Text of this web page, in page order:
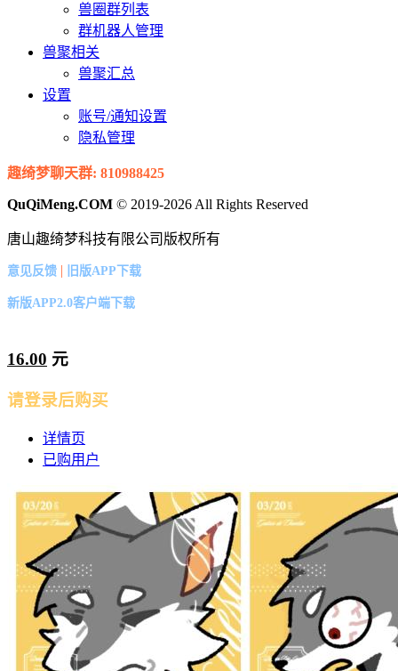
兽圈群列表
群机器人管理
兽聚相关
兽聚汇总
设置
账号/通知设置
隐私管理
趣绮梦聊天群: 810988425
QuQiMeng.COM © 2019-2026 All Rights Reserved
唐山趣绮梦科技有限公司版权所有
意见反馈 | 旧版APP下载
新版APP2.0客户端下载
16.00 元
请登录后购买
详情页
已购用户